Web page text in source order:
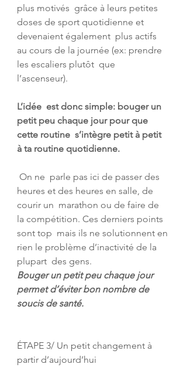
plus motivés  grâce à leurs petites
doses de sport quotidienne et
devenaient également  plus actifs
au cours de la journée (ex: prendre
les escaliers plutôt  que
l’ascenseur).
L’idée  est donc simple: bouger un
petit peu chaque jour pour que
cette routine  s’intègre petit à petit
à ta routine quotidienne.
heures et des heures en salle, de
courir un  marathon ou de faire de
la compétition. Ces derniers points
sont top  mais ils ne solutionnent en
rien le problème d’inactivité de la
plupart  des gens.
Bouger un petit peu chaque jour
permet d’éviter bon nombre de
soucis de santé.
ÉTAPE 3/ Un petit changement à
partir d’aujourd’hui